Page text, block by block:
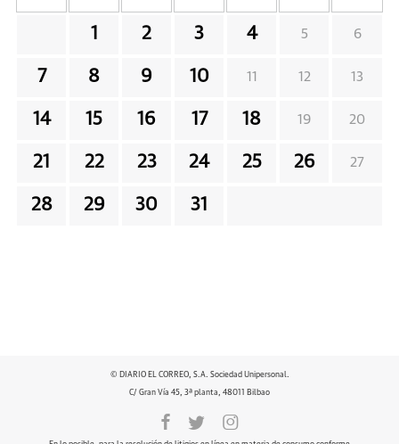
1 2 3 4 5 6
7 8 9 10 11 12 13
14 15 16 17 18 19 20
21 22 23 24 25 26 27
28 29 30 31
© DIARIO EL CORREO, S.A. Sociedad Unipersonal.
C/ Gran Vía 45, 3ª planta, 48011 Bilbao